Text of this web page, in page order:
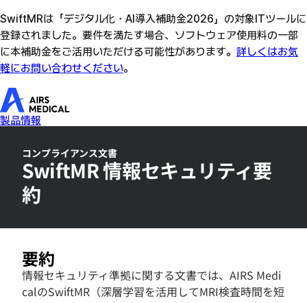
詳しくはお気軽にお問い合わせください AIRS Medical home
コンプライアンス文書
SwiftMR 情報セキュリティ要
約
要約
情報セキュリティ準拠に関する文書では、AIRS Medi
calのSwiftMR（深層学習を活用してMRI検査時間を短